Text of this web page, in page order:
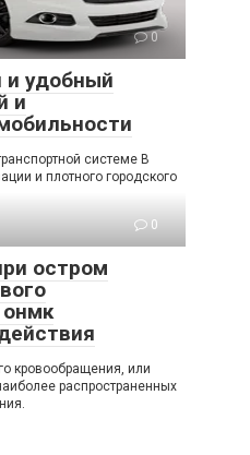
0
и удобный
и
системе В
и плотного городского
0
остром
кровообращения, или
распространенных